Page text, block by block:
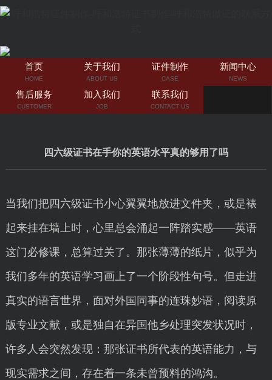
首页
HOME
关于我们
ABOUT US
证件制作
CASE
新闻中心
NEWS
售后服务
CUSTOMER
加入我们
JOB
联系我们
CONTACT US
四六级证书在手你的英语水平真的够用了吗
当我们把四六级证书小心翼翼地放进文件夹，或是裱
起来挂在墙上时，心里总会涌起一阵踏实感——英语
这门必修课，总算过关了。那张薄薄的纸片，似乎为
我们多年的英语学习画上了一个阶段性句号。但走进
真实的语言世界，面对外国同事的连珠妙语，阅读原
版专业文献，或是独自在异国他乡处理突发状况时，
许多人会突然发现：那张证书所代表的英语能力，与
现实需求之间，存在着一条未曾预料的鸿沟。